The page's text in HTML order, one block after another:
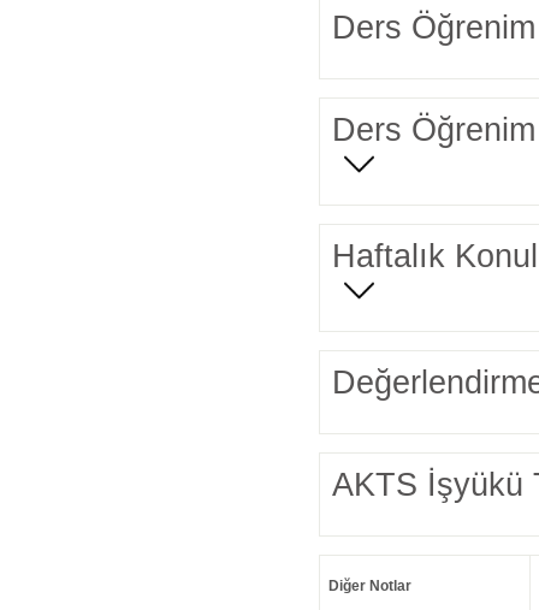
Ders Öğrenim
Ders Öğrenim
Haftalık
AKTS İşyükü
Diğer Notlar